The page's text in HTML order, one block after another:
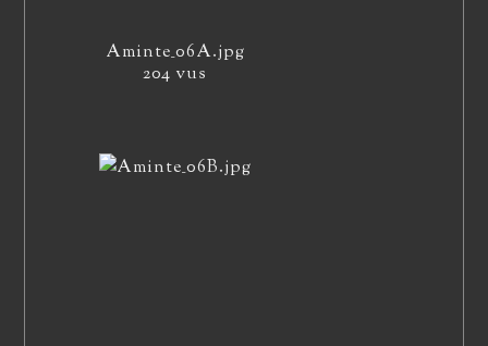
Aminte_06A.jpg
204 vus